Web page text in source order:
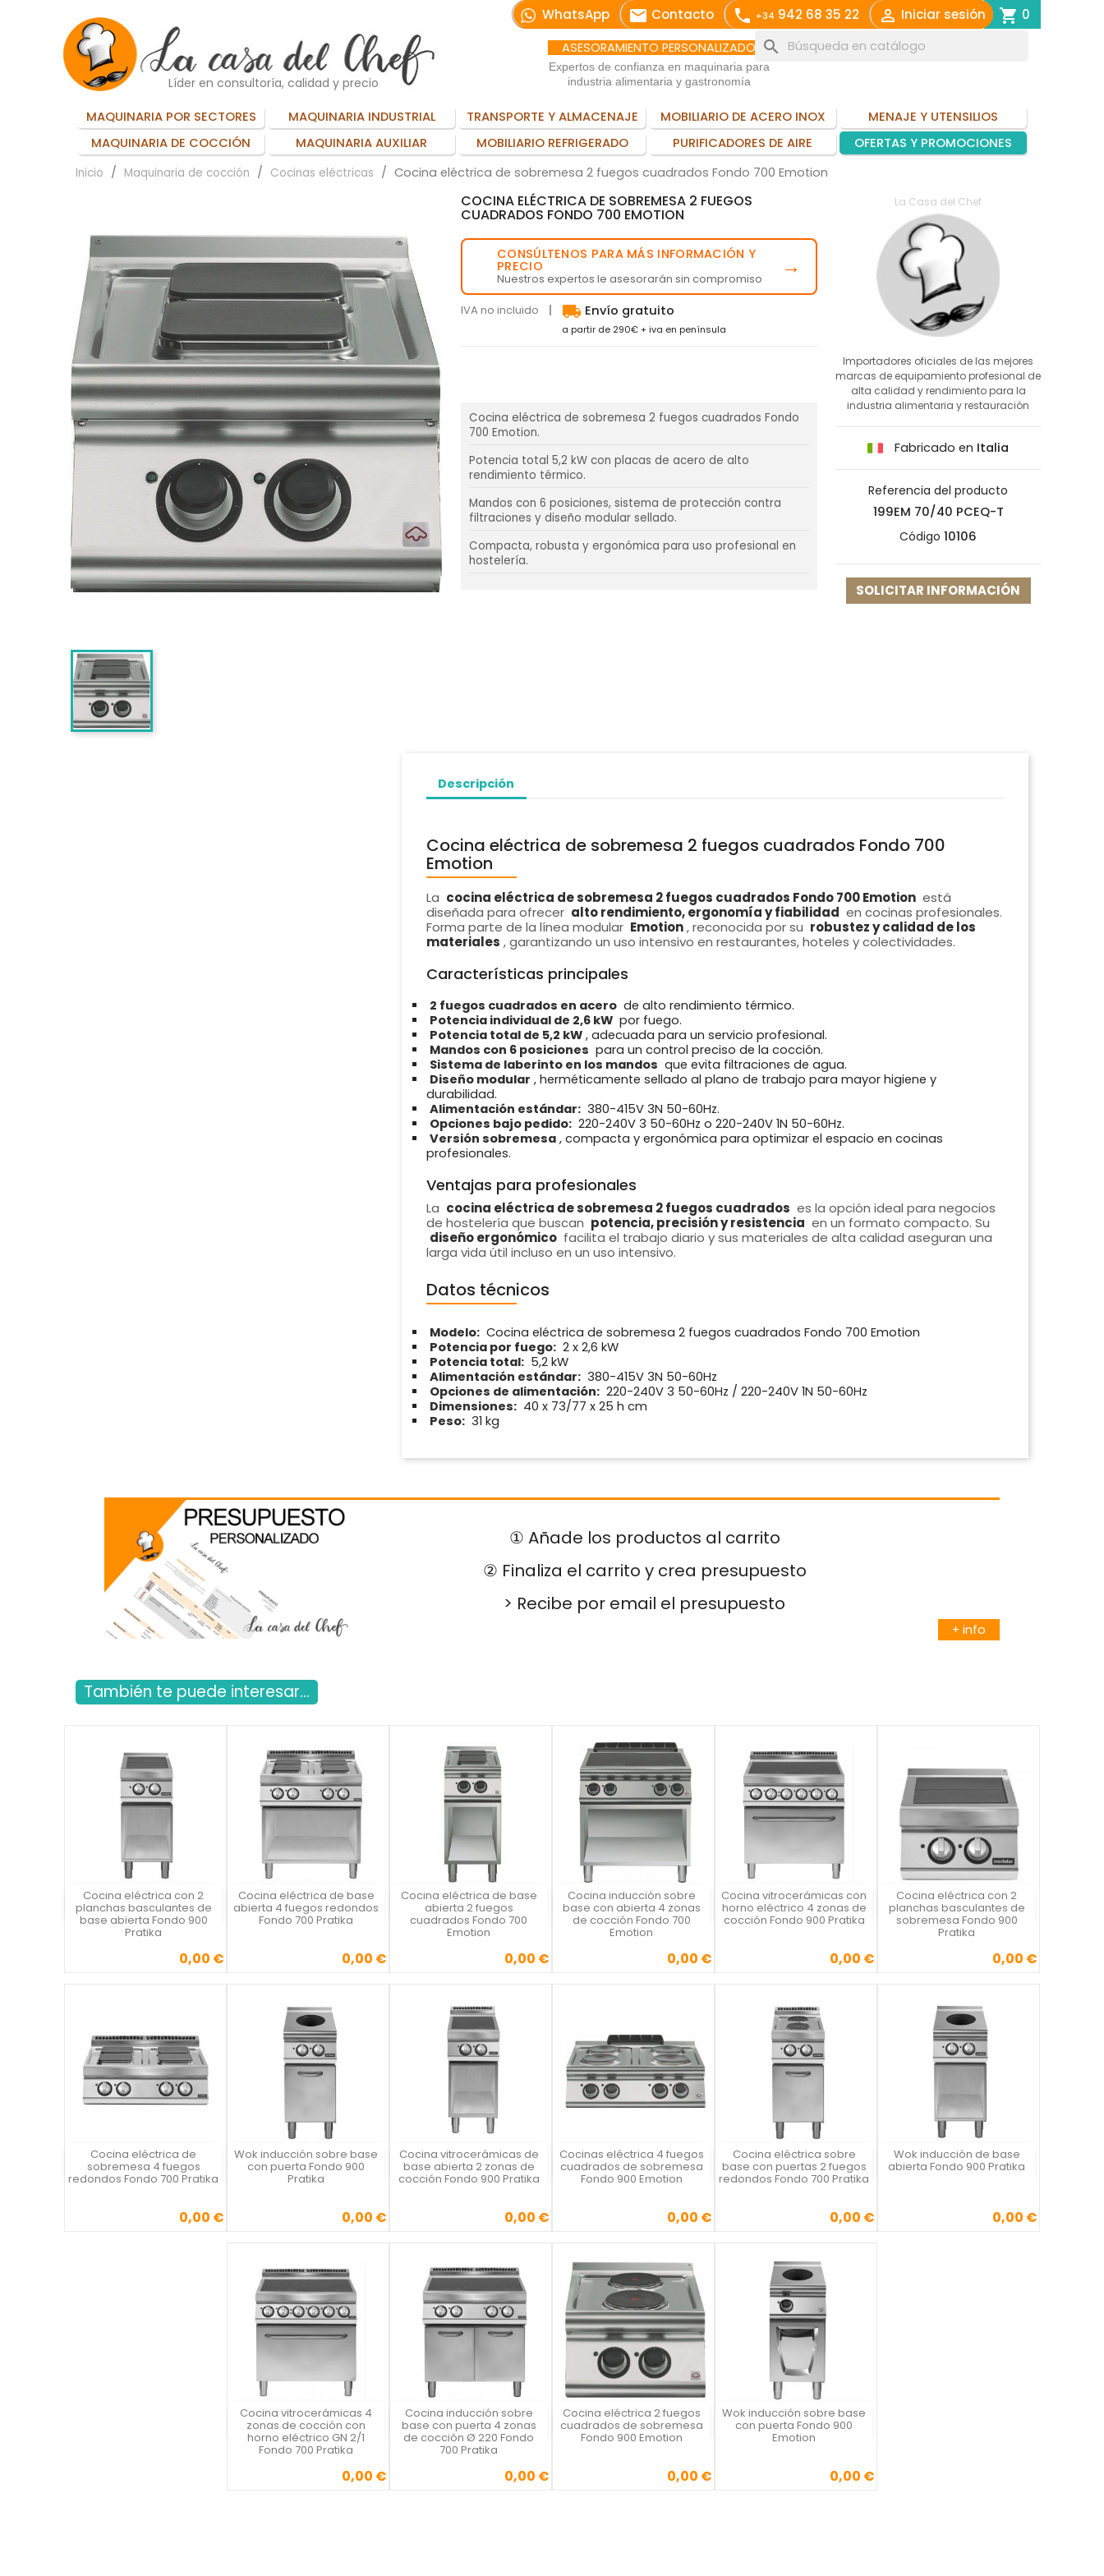
WhatsApp email Contacto call +34 942 68 35 22  Iniciar sesión shopping_cart 0
Líder en consultoría, calidad y precio
ASESORAMIENTO PERSONALIZADO
Expertos de confianza en maquinaria para
industria alimentaria y gastronomía
search
MAQUINARIA POR SECTORES MAQUINARIA INDUSTRIAL TRANSPORTE Y ALMACENAJE MOBILIARIO DE ACERO INOX
MENAJE Y UTENSILIOS
MAQUINARIA DE COCCIÓN
MAQUINARIA AUXILIAR MOBILIARIO REFRIGERADO PURIFICADORES DE AIRE OFERTAS Y PROMOCIONES
Inicio Maquinaria de cocción Cocinas eléctricas Cocina eléctrica de sobremesa 2 fuegos cuadrados Fondo 700 Emotion
COCINA ELÉCTRICA DE SOBREMESA 2 FUEGOS
CUADRADOS FONDO 700 EMOTION
CONSÚLTENOS PARA MÁS INFORMACIÓN Y
PRECIO
Nuestros expertos le asesorarán sin compromiso →
IVA no incluido local_shipping Envío gratuito
a partir de 290€ + iva en península
Cocina eléctrica de sobremesa 2 fuegos cuadrados Fondo
700 Emotion.
Potencia total 5,2 kW con placas de acero de alto
rendimiento térmico.
Mandos con 6 posiciones, sistema de protección contra
filtraciones y diseño modular sellado.
Compacta, robusta y ergonómica para uso profesional en
hostelería.
La Casa del Chef
Importadores oficiales de las mejores
marcas de equipamiento profesional de
alta calidad y rendimiento para la
industria alimentaria y restauración
Fabricado en Italia
Referencia del producto
199EM 70/40 PCEQ-T
Código 10106
SOLICITAR INFORMACIÓN
Descripción
Cocina eléctrica de sobremesa 2 fuegos cuadrados Fondo 700
Emotion
La cocina eléctrica de sobremesa 2 fuegos cuadrados Fondo 700 Emotion está
diseñada para ofrecer alto rendimiento, ergonomía y fiabilidad en cocinas profesionales.
Forma parte de la línea modular Emotion , reconocida por su robustez y calidad de los
materiales , garantizando un uso intensivo en restaurantes, hoteles y colectividades.
Características principales
2 fuegos cuadrados en acero de alto rendimiento térmico.
Potencia individual de 2,6 kW por fuego.
Potencia total de 5,2 kW , adecuada para un servicio profesional.
Mandos con 6 posiciones para un control preciso de la cocción.
Sistema de laberinto en los mandos que evita filtraciones de agua.
Diseño modular , herméticamente sellado al plano de trabajo para mayor higiene y
durabilidad.
Alimentación estándar: 380-415V 3N 50-60Hz.
Opciones bajo pedido: 220-240V 3 50-60Hz o 220-240V 1N 50-60Hz.
Versión sobremesa , compacta y ergonómica para optimizar el espacio en cocinas
profesionales.
Ventajas para profesionales
La cocina eléctrica de sobremesa 2 fuegos cuadrados es la opción ideal para negocios
de hostelería que buscan potencia, precisión y resistencia en un formato compacto. Su
diseño ergonómico facilita el trabajo diario y sus materiales de alta calidad aseguran una
larga vida útil incluso en un uso intensivo.
Datos técnicos
Modelo: Cocina eléctrica de sobremesa 2 fuegos cuadrados Fondo 700 Emotion
Potencia por fuego: 2 x 2,6 kW
Potencia total: 5,2 kW
Alimentación estándar: 380-415V 3N 50-60Hz
Opciones de alimentación: 220-240V 3 50-60Hz / 220-240V 1N 50-60Hz
Dimensiones: 40 x 73/77 x 25 h cm
Peso: 31 kg
① Añade los productos al carrito
② Finaliza el carrito y crea presupuesto
> Recibe por email el presupuesto
+ info
También te puede interesar...
Cocina eléctrica con 2
planchas basculantes de
base abierta Fondo 900
Pratika
Precio0,00 €

Vista rápida Cocina eléctrica de base
abierta 4 fuegos redondos
Fondo 700 Pratika
Precio0,00 €

Vista rápida Cocina eléctrica de base
abierta 2 fuegos
cuadrados Fondo 700
Emotion
Precio0,00 €

Vista rápida Cocina inducción sobre
base con abierta 4 zonas
de cocción Fondo 700
Emotion
Precio0,00 €

Vista rápida Cocina vitrocerámicas con
horno eléctrico 4 zonas de
cocción Fondo 900 Pratika
Precio0,00 €

Vista rápida Cocina eléctrica con 2
planchas basculantes de
sobremesa Fondo 900
Pratika
Precio0,00 €

Vista rápida
Cocina eléctrica de
sobremesa 4 fuegos
redondos Fondo 700 Pratika
Precio0,00 €
Vista rápida Wok inducción sobre base
con puerta Fondo 900
Pratika
Precio0,00 €

Vista rápida Cocina vitrocerámicas de
base abierta 2 zonas de
cocción Fondo 900 Pratika
Precio0,00 €

Vista rápida Cocinas eléctrica 4 fuegos
cuadrados de sobremesa
Fondo 900 Emotion
Precio0,00 €

Vista rápida Cocina eléctrica sobre
base con puertas 2 fuegos
redondos Fondo 700 Pratika
Precio0,00 €

Vista rápida Wok inducción de base
abierta Fondo 900 Pratika
Precio0,00 €

Vista rápida
Cocina vitrocerámicas 4
zonas de cocción con
horno eléctrico GN 2/1
Fondo 700 Pratika
Precio0,00 €

Vista rápida Cocina inducción sobre
base con puerta 4 zonas
de cocción Ø 220 Fondo
700 Pratika
Precio0,00 €

Vista rápida Cocina eléctrica 2 fuegos
cuadrados de sobremesa
Fondo 900 Emotion
Precio0,00 €

Vista rápida Wok inducción sobre base
con puerta Fondo 900
Emotion
Precio0,00 €

Vista rápida